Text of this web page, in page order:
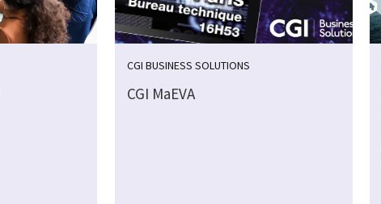
CGI BUSINESS SOLUTIONS
CGI MaEVA